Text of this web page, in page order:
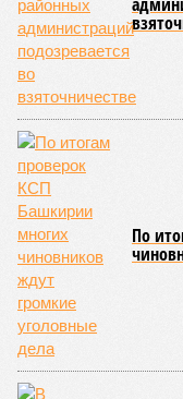
разбирательство
обязательства по
реализации
году на
форуме. Проект
строительства
км, возведение
эстакадной частью
создание участка
дороги длиной 10 км
На форуме
генеральному
компании»
о соответствии